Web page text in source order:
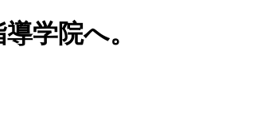
学院へ。